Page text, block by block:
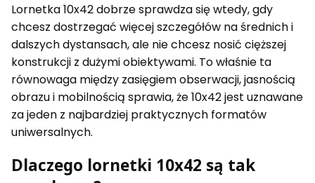
Lornetka 10x42 dobrze sprawdza się wtedy, gdy
chcesz dostrzegać więcej szczegółów na średnich i
dalszych dystansach, ale nie chcesz nosić cięższej
konstrukcji z dużymi obiektywami. To właśnie ta
równowaga między zasięgiem obserwacji, jasnością
obrazu i mobilnością sprawia, że 10x42 jest uznawane
za jeden z najbardziej praktycznych formatów
uniwersalnych.
Dlaczego lornetki 10x42 są tak